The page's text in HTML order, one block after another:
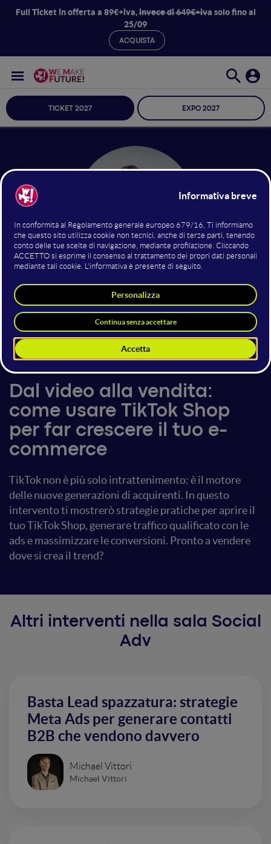
Full Ticket in offerta a 89€+iva,invece di 649€+ivasolo fino al
25/09
ACQUISTA
TICKET 2027 EXPO 2027
Digital Marketing Strategist e TikTok
Ads Specialist
6 giugno 202514:50 - 15:30
Social Adv
Dal video alla vendita:
come usare TikTok Shop
per far crescere il tuo e-
commerce
TikTok non è più solo intrattenimento: è il motore
delle nuove generazioni di acquirenti. In questo
intervento ti mostrerò strategie pratiche per aprire il
tuo TikTok Shop, generare traffico qualificato con le
ads e massimizzare le conversioni. Pronto a vendere
dove si crea il trend?
Altri interventi nella sala Social
Adv
Basta Lead spazzatura: strategie
Meta Ads per generare contatti
B2B che vendono davvero
Michael Vittori
Michael Vittori